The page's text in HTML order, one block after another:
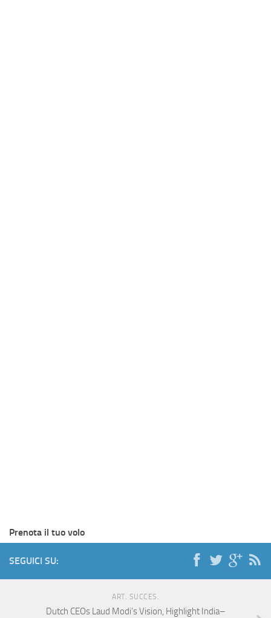
Prenota il tuo volo
SEGUICI SU:
ART. SUCCES.
Dutch CEOs Laud Modi’s Vision, Highlight India–